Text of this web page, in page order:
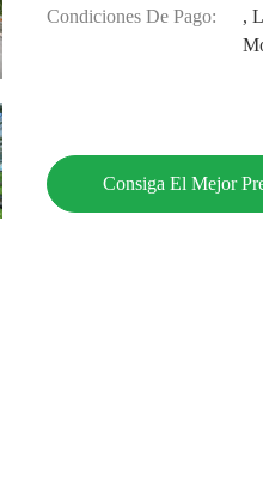
Condiciones De Pago:
,
Consiga El Mejor